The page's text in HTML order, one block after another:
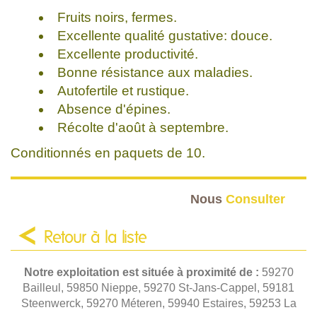
Fruits noirs, fermes.
Excellente qualité gustative: douce.
Excellente productivité.
Bonne résistance aux maladies.
Autofertile et rustique.
Absence d'épines.
Récolte d'août à septembre.
Conditionnés en paquets de 10.
Nous Consulter
Retour à la liste
Notre exploitation est située à proximité de : 59270
Bailleul, 59850 Nieppe, 59270 St-Jans-Cappel, 59181
Steenwerck, 59270 Méteren, 59940 Estaires, 59253 La